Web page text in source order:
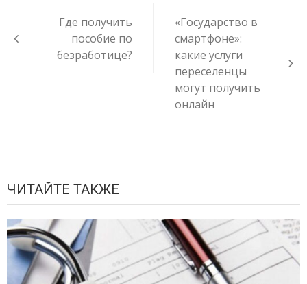
записям
Где получить
пособие по
безработице?
«Государство в
смартфоне»:
какие услуги
переселенцы
могут получить
онлайн
ЧИТАЙТЕ ТАКЖЕ